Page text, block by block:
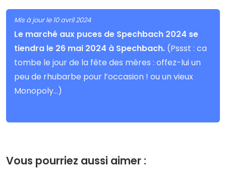
Mis à jour le 10 avril 2024
Le marché aux puces de Spechbach 2024 se
tiendra le 26 mai 2024 à Spechbach. (Pssst : ca
tombe le jour de la fête des mères : offez-lui un
peu de rhubarbe pour l’occasion ! ou un vieux
Monopoly…)
Vous pourriez aussi aimer :